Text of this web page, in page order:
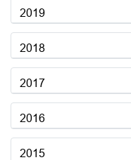
2019
2018
2017
2016
2015